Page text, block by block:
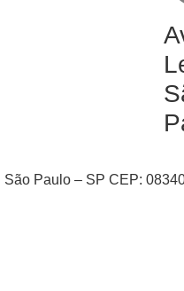
Paulo – SP CEP: